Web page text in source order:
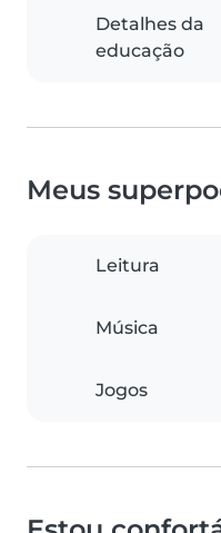
Detalhes da
educação
Meus
Leitura
Música
Jogos